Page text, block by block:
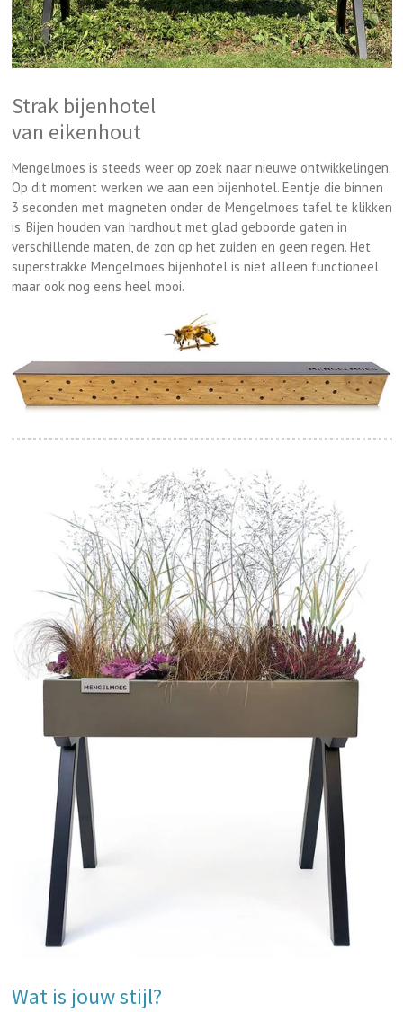
Strak bijenhotel
van eikenhout
Mengelmoes is steeds weer op zoek naar nieuwe ontwikkelingen.
Op dit moment werken we aan een bijenhotel. Eentje die binnen
3 seconden met magneten onder de Mengelmoes tafel te klikken
is. Bijen houden van hardhout met glad geboorde gaten in
verschillende maten, de zon op het zuiden en geen regen. Het
superstrakke Mengelmoes bijenhotel is niet alleen functioneel
maar ook nog eens heel mooi.
Wat is jouw stijl?